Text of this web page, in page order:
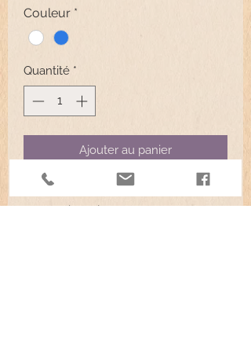
Couleur *
Quantité *
Ajouter au panier
stocks disponibles.